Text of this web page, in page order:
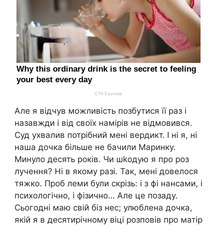
Але я відчув можливість позбутися її раз і
назавжди і від своїх намірів не відмовився.
Суд ухвалив потрібний мені вердикт. І ні я, ні
наша дочка більше не бачили Маринку.
Минуло десять років. Чи шkодую я про роз
лучення? Ні в якому разі. Так, мені довелося
тяжко. Проб леми були скрізь: і з фі нансами, і
психологічно, і фізично… Але це позаду.
Сьогодні маю свій біз нес; улюблена дочка,
якій я в десятирічному віці розповів про матір